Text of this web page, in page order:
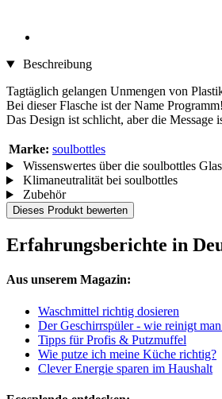
Beschreibung
Tagtäglich gelangen Unmengen von
Bei dieser Flasche ist der Name
Das Design ist schlicht, aber die Message
Marke: soulbottles
Wissenswertes über die soulbottles
Klimaneutralität bei soulbottles
Zubehör
Dieses Produkt bewerten
Erfahrungsberichte in
Aus unserem Magazin:
Waschmittel richtig dosieren
Der Geschirrspüler - wie reinigt
Tipps für Profis & Putzmuffel
Wie putze ich meine Küche richtig?
Clever Energie sparen im Haushalt